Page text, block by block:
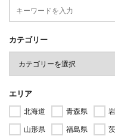
カテゴリー
エリア
北海道 青森県
山形県
福島県